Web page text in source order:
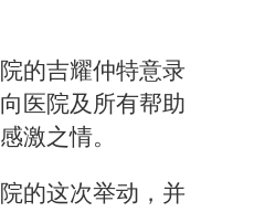
的吉耀仲特意录
医院及所有帮助
激之情。
的这次举动，并